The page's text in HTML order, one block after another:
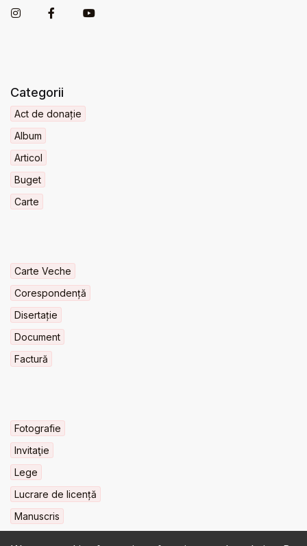
Categorii
Act de donație
Album
Articol
Buget
Carte
Carte Veche
Corespondență
Disertație
Document
Factură
Fotografie
Invitaţie
Lege
Lucrare de licență
Manuscris